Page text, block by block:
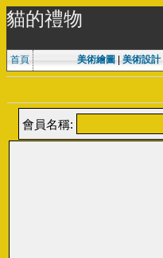
貓的禮物
首頁 美術繪圖 美術設計|
會員名稱: